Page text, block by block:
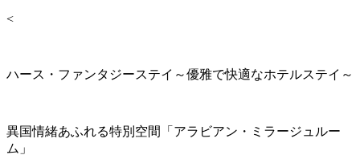
<
ハース・ファンタジーステイ～優雅で快適なホテルステイ～
異国情緒あふれる特別空間「アラビアン・ミラージュルー
ム」